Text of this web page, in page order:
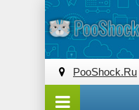
PooShock.Ru